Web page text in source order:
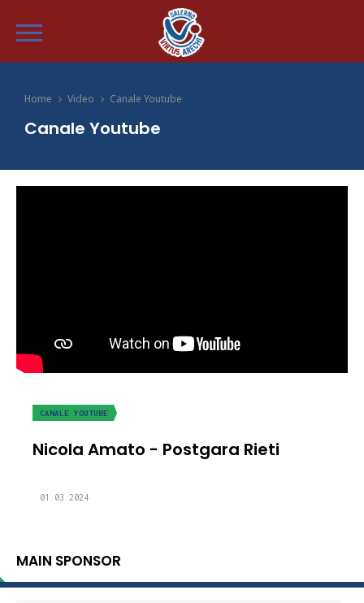
Home Video Canale Youtube
Canale Youtube
CANALE YOUTUBE
Nicola Amato - Postgara Rieti
01.03.2024
MAIN SPONSOR